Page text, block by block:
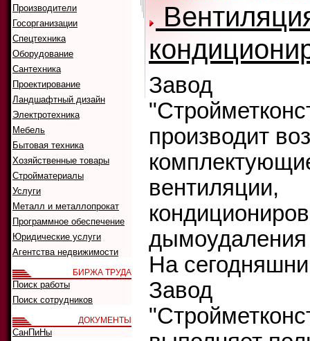
Завод
производит
вентиляции,
дымоудаления
На
Завод
Производители
Госорганизации
Спецтехника
Оборудование
Сантехника
Проектирование
Ландшафтный дизайн
Электротехника
Мебель
Бытовая техника
Хозяйственные товары
Стройматериалы
Услуги
Металл и металлопрокат
Программное обеспечение
Юридические услуги
Агентства недвижимости
БИРЖА ТРУДА
Поиск работы
Поиск сотрудников
ДОКУМЕНТЫ
СанПиНы